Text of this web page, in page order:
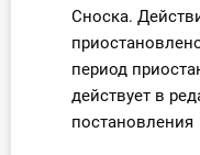
Сноска.
период
действует в
постановления